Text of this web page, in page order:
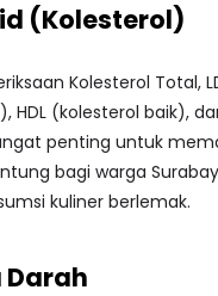
(Kolesterol)
Kolesterol Total,
HDL (kolesterol baik),
penting untuk
bagi warga
kuliner berlemak.
Darah